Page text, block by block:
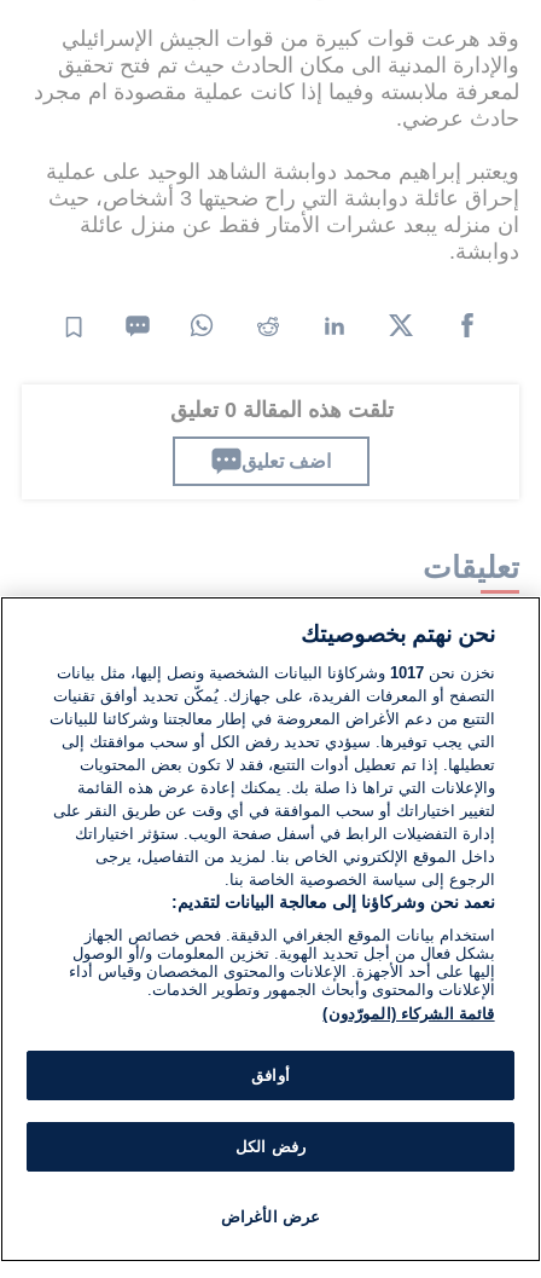
وقد هرعت قوات كبيرة من قوات الجيش الإسرائيلي
والإدارة المدنية الى مكان الحادث حيث تم فتح تحقيق
لمعرفة ملابسته وفيما إذا كانت عملية مقصودة ام مجرد
حادث عرضي.
ويعتبر إبراهيم محمد دوابشة الشاهد الوحيد على عملية
إحراق عائلة دوابشة التي راح ضحيتها 3 أشخاص، حيث
ان منزله يبعد عشرات الأمتار فقط عن منزل عائلة
دوابشة.
تلقت هذه المقالة 0 تعليق
اضف تعليق
تعليقات
لا توجد تعليقات مكتوبة حتى الآن. كن الأول!
اكتب تعليقًا جديدًا ...
نحن نهتم بخصوصيتك
نخزن نحن1017 وشركاؤنا البيانات الشخصية ونصل إليها، مثل بيانات
التصفح أو المعرفات الفريدة، على جهازك. يُمكّن تحديد أوافق تقنيات
التتبع من دعم الأغراض المعروضة في إطار معالجتنا وشركائنا للبيانات
التي يجب توفيرها. سيؤدي تحديد رفض الكل أو سحب موافقتك إلى
تعطيلها. إذا تم تعطيل أدوات التتبع، فقد لا تكون بعض المحتويات
والإعلانات التي تراها ذا صلة بك. يمكنك إعادة عرض هذه القائمة
لتغيير اختياراتك أو سحب الموافقة في أي وقت عن طريق النقر على
إدارة التفضيلات الرابط في أسفل صفحة الويب. ستؤثر اختياراتك
داخل الموقع الإلكتروني الخاص بنا. لمزيد من التفاصيل، يرجى
الرجوع إلى سياسة الخصوصية الخاصة بنا.
نعمد نحن وشركاؤنا إلى معالجة البيانات لتقديم:
استخدام بيانات الموقع الجغرافي الدقيقة. فحص خصائص الجهاز
بشكل فعال من أجل تحديد الهوية. تخزين المعلومات و/أو الوصول
إليها على أحد الأجهزة. الإعلانات والمحتوى المخصصان وقياس أداء
الإعلانات والمحتوى وأبحاث الجمهور وتطوير الخدمات.
قائمة الشركاء (المورّدون)
أوافق
رفض الكل
عرض الأغراض